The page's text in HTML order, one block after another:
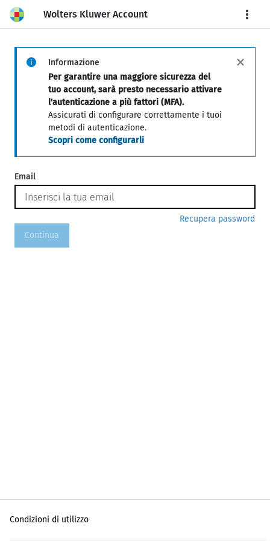
Wolters Kluwer Account More
Informazione
Per garantire una maggiore sicurezza del
tuo account, sarà presto necessario attivare
l'autenticazione a più fattori (MFA).
Assicurati di configurare correttamente i tuoi
metodi di autenticazione.
Scopri come configurarli
Email
Recupera password
Continua
Condizioni di utilizzo